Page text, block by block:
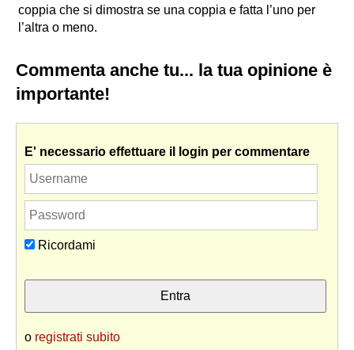
coppia che si dimostra se una coppia e fatta l’uno per
l’altra o meno.
Commenta anche tu... la tua opinione è
importante!
E' necessario effettuare il login per commentare
Ricordami
o registrati subito